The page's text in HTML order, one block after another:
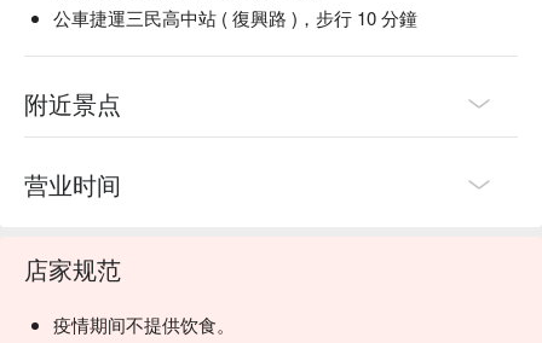
公車捷運三民高中站 ( 復興路 )，步行 10 分鐘
附近景点
营业时间
店家规范
疫情期间不提供饮食。